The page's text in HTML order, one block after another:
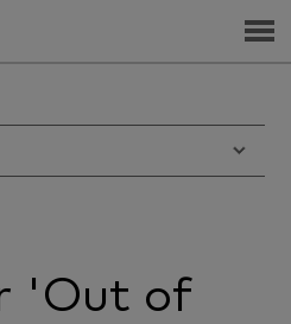
Menu
'Out of